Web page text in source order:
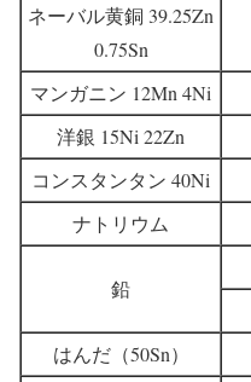
ネーバル黄銅 39.25Zn
0.75Sn
マンガニン 12Mn 4Ni
洋銀 15Ni 22Zn
コンスタンタン 40Ni
ナトリウム
鉛
はんだ（50Sn）